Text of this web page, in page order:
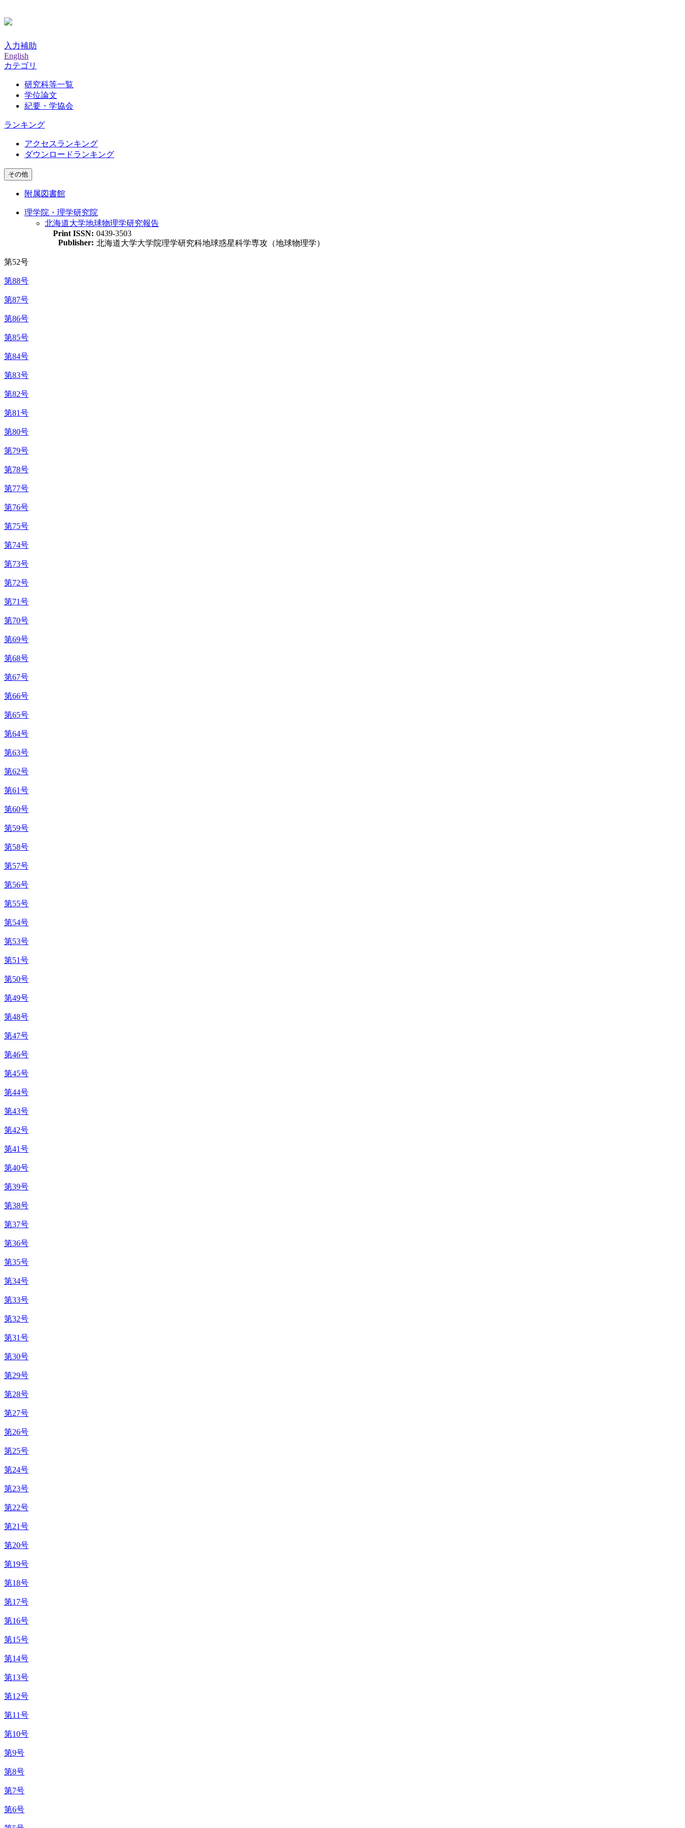
入力補助
English
カテゴリ
研究科等一覧
学位論文
紀要・学協会
ランキング
アクセスランキング
ダウンロードランキング
その他
附属図書館
理学院・理学研究院
北海道大学地球物理学研究報告
Print ISSN: 0439-3503
Publisher: 北海道大学大学院理学研究科地球惑星科学専攻（地球物理学）
第52号
第88号
第87号
第86号
第85号
第84号
第83号
第82号
第81号
第80号
第79号
第78号
第77号
第76号
第75号
第74号
第73号
第72号
第71号
第70号
第69号
第68号
第67号
第66号
第65号
第64号
第63号
第62号
第61号
第60号
第59号
第58号
第57号
第56号
第55号
第54号
第53号
第51号
第50号
第49号
第48号
第47号
第46号
第45号
第44号
第43号
第42号
第41号
第40号
第39号
第38号
第37号
第36号
第35号
第34号
第33号
第32号
第31号
第30号
第29号
第28号
第27号
第26号
第25号
第24号
第23号
第22号
第21号
第20号
第19号
第18号
第17号
第16号
第15号
第14号
第13号
第12号
第11号
第10号
第9号
第8号
第7号
第6号